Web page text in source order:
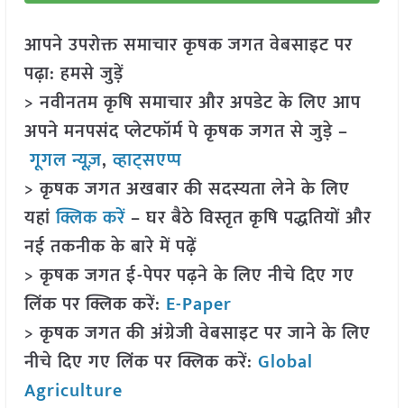
आपने उपरोक्त समाचार कृषक जगत वेबसाइट पर
पढ़ा: हमसे जुड़ें
> नवीनतम कृषि समाचार और अपडेट के लिए आप
अपने मनपसंद प्लेटफॉर्म पे कृषक जगत से जुड़े –
गूगल न्यूज़,व्हाट्सएप्प
> कृषक जगत अखबार की सदस्यता लेने के लिए
यहांक्लिक करें– घर बैठे विस्तृत कृषि पद्धतियों और
नई तकनीक के बारे में पढ़ें
> कृषक जगत ई-पेपर पढ़ने के लिए नीचे दिए गए
लिंक पर क्लिक करें: E-Paper
> कृषक जगत की अंग्रेजी वेबसाइट पर जाने के लिए
नीचे दिए गए लिंक पर क्लिक करें: Global
Agriculture